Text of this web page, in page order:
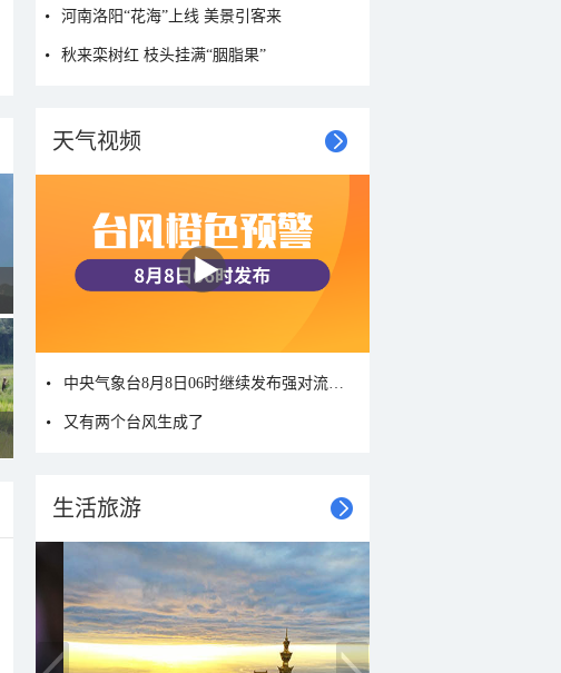
河南洛阳“花海”上线 美景引客来
秋来栾树红 枝头挂满“胭脂果”
天气视频
又有两个台风生成了
生活旅游